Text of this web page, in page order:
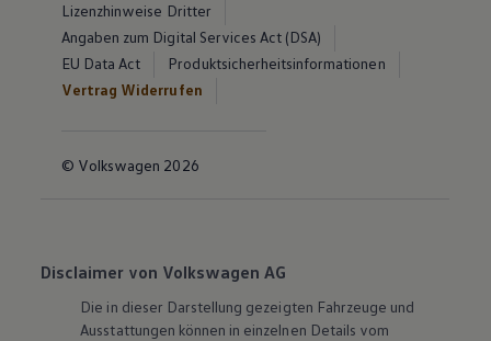
Lizenzhinweise Dritter
Angaben zum Digital Services Act (DSA)
EU Data Act
Produktsicherheitsinformationen
Vertrag Widerrufen
© Volkswagen 2026
Disclaimer von Volkswagen AG
Die in dieser Darstellung gezeigten Fahrzeuge und
Ausstattungen können in einzelnen Details vom